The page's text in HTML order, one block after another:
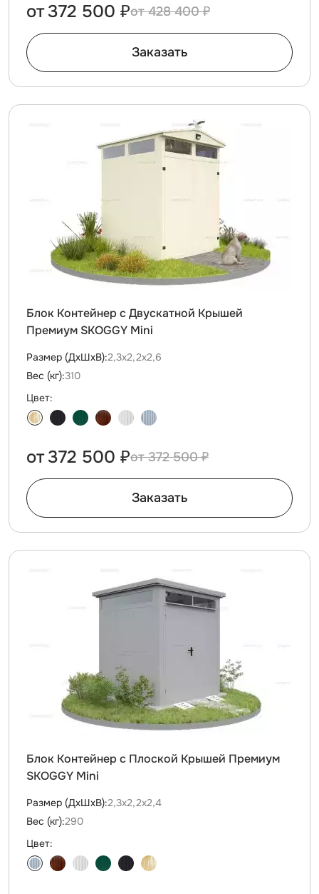
428 400 ₽
от372 500 ₽
Заказать
Блок Контейнер с Двускатной Крышей
Премиум SKOGGY Mini
Размер (ДxШxВ):2,3х2,2х2,6
Вес (кг):310
Цвет:
372 500 ₽
от372 500 ₽
Заказать
Блок Контейнер с Плоской Крышей Премиум
SKOGGY Mini
Размер (ДxШxВ):2,3х2,2х2,4
Вес (кг):290
Цвет: